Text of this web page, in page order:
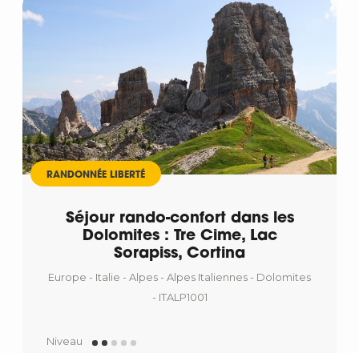
RANDONNÉE LIBERTÉ
Séjour rando-confort dans les
Dolomites : Tre Cime, Lac
Sorapiss, Cortina
Europe - Italie - Alpes - Alpes Italiennes - Dolomites
- ITALP1001
Niveau